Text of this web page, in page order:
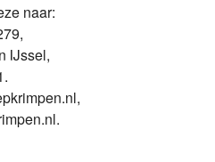
naar:
IJssel,